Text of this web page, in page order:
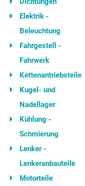
Elektrik -
Beleuchtung
Fahrgestell -
Fahrwerk
Kettenantriebsteile
Kugel- und
Nadellager
Kühlung -
Schmierung
Lenker -
Lenkeranbauteile
Motorteile